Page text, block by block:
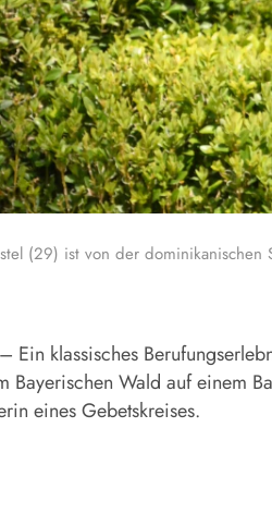
(29) ist von der
Ein klassisches
Bayerischen Wald auf einem
eines Gebetskreises.